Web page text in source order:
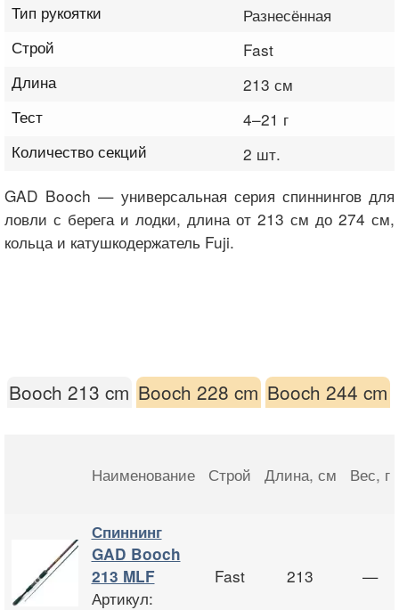
Тип рукоятки
Разнесённая
Строй
Fast
Длина
213 см
Тест
4–21 г
Количество секций
2 шт.
GAD Booch — универсальная серия спиннингов для
ловли с берега и лодки, длина от 213 см до 274 см,
кольца и катушкодержатель Fuji.
Booch 213 cm Booch 228 cm Booch 244 cm
Наименование Строй Длина, см Вес, г
Спиннинг
GAD Booch
213 MLF
Артикул:
Fast 213 —